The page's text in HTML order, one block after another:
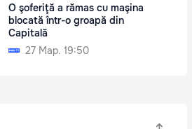
O şoferiţă a rămas cu maşina
blocată într-o groapă din
Capitală
27 Мар. 19:50